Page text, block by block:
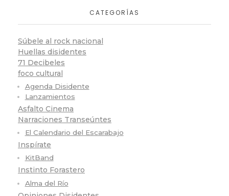
CATEGORÍAS
Súbele al rock nacional
Huellas disidentes
71 Decibeles
foco cultural
Agenda Disidente
Lanzamientos
Asfalto Cinema
Narraciones Transeúntes
El Calendario del Escarabajo
Inspírate
KitBand
Instinto Forastero
Alma del Río